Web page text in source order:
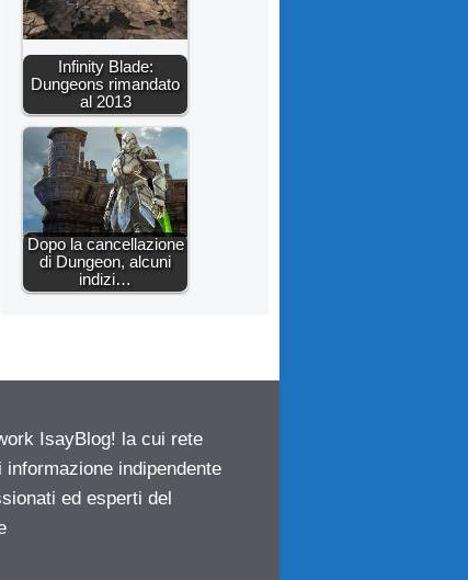
Infinity Blade:
Dungeons rimandato
al 2013
Dopo la cancellazione
di Dungeon, alcuni
indizi…
IsayBlog! la cui rete
indipendente
ed esperti del